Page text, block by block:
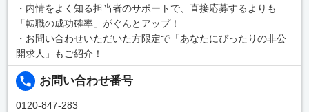
・内情をよく知る担当者のサポートで、直接応募するよりも
「転職の成功確率」がぐんとアップ！
・お問い合わせいただいた方限定で「あなたにぴったりの非公
開求人」もご紹介！
お問い合わせ番号
0120-847-283